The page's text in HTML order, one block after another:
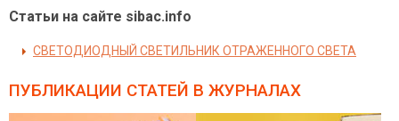
Статьи на сайте sibac.info
СВЕТОДИОДНЫЙ СВЕТИЛЬНИК ОТРАЖЕННОГО СВЕТА
ПУБЛИКАЦИИ СТАТЕЙ В ЖУРНАЛАХ